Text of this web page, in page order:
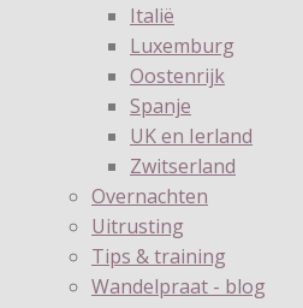
Italië
Luxemburg
Oostenrijk
Spanje
UK en Ierland
Zwitserland
Overnachten
Uitrusting
Tips & training
Wandelpraat - blog